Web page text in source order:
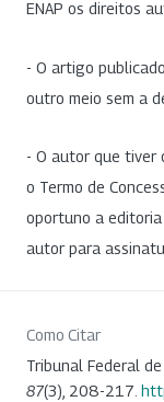
ENAP os direitos
- O artigo
outro meio sem a
- O autor que tiver
o Termo de
oportuno a
autor para
Como Citar
Tribunal Federal
87(3), 208-217.